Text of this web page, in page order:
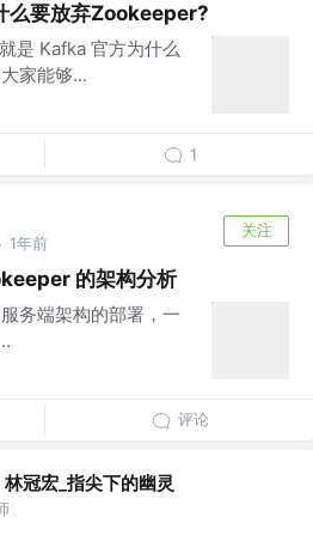
么要放弃Zookeeper?
是 Kafka 官方为什么
家能够...
1
· 1年前
关注
的架构分析
务端架构的部署，一
评论
林冠宏_指尖下的幽灵